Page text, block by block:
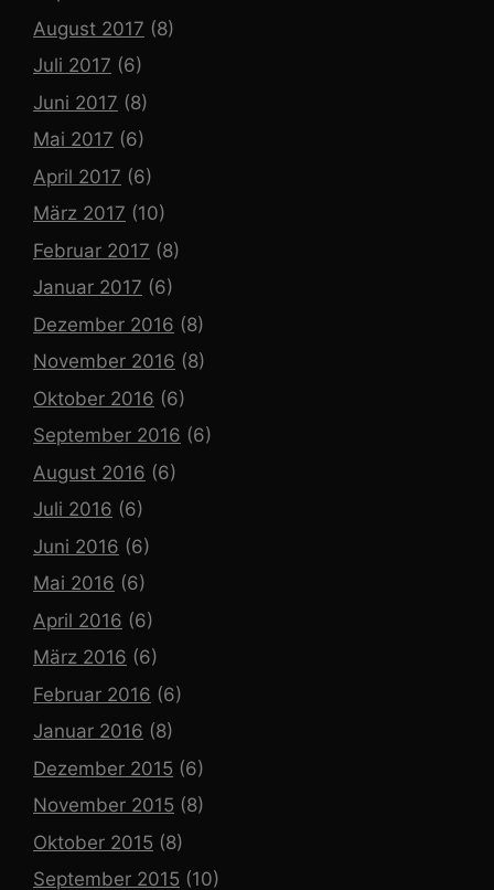
August 2017 (8)
Juli 2017 (6)
Juni 2017 (8)
Mai 2017 (6)
April 2017 (6)
März 2017 (10)
Februar 2017 (8)
Januar 2017 (6)
Dezember 2016 (8)
November 2016 (8)
Oktober 2016 (6)
September 2016 (6)
August 2016 (6)
Juli 2016 (6)
Juni 2016 (6)
Mai 2016 (6)
April 2016 (6)
März 2016 (6)
Februar 2016 (6)
Januar 2016 (8)
Dezember 2015 (6)
November 2015 (8)
Oktober 2015 (8)
September 2015 (10)